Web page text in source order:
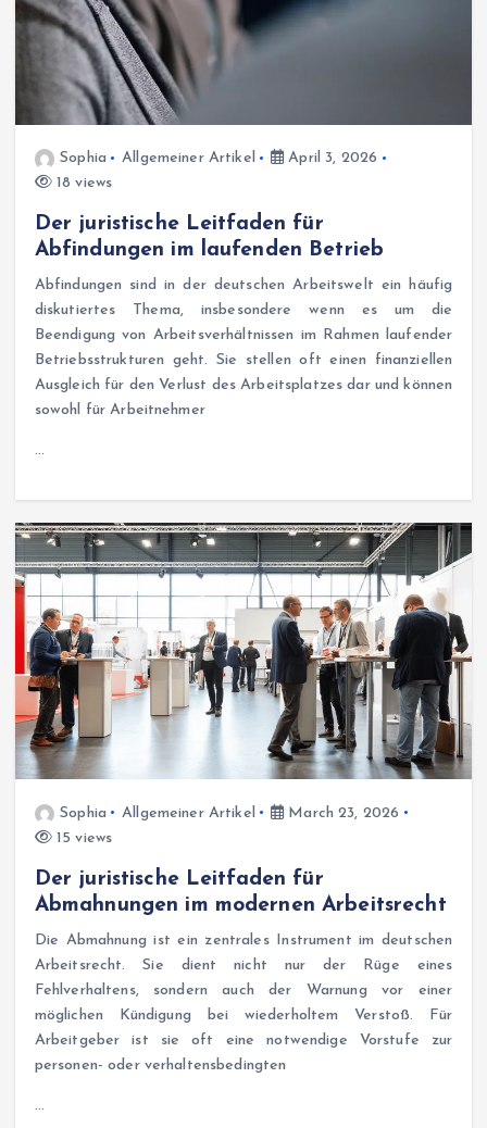
Sophia Allgemeiner Artikel
April 3, 2026
18 views
Der juristische Leitfaden für
Abfindungen im laufenden Betrieb
Abfindungen sind in der deutschen Arbeitswelt ein häufig
diskutiertes Thema, insbesondere wenn es um die
Beendigung von Arbeitsverhältnissen im Rahmen laufender
Betriebsstrukturen geht. Sie stellen oft einen finanziellen
Ausgleich für den Verlust des Arbeitsplatzes dar und können
sowohl für Arbeitnehmer
…
Sophia Allgemeiner Artikel
March 23, 2026
15 views
Der juristische Leitfaden für
Abmahnungen im modernen Arbeitsrecht
Die Abmahnung ist ein zentrales Instrument im deutschen
Arbeitsrecht. Sie dient nicht nur der Rüge eines
Fehlverhaltens, sondern auch der Warnung vor einer
möglichen Kündigung bei wiederholtem Verstoß. Für
Arbeitgeber ist sie oft eine notwendige Vorstufe zur
personen- oder verhaltensbedingten
…